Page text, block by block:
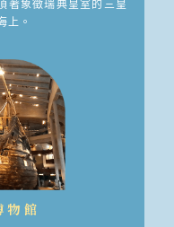
著象徵瑞典皇室的三皇
上。
物館